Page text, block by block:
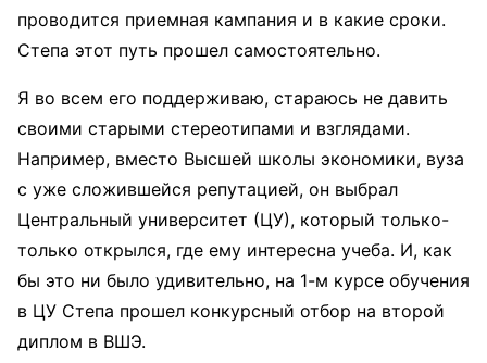
проводится приемная кампания и в какие сроки.
Степа этот путь прошел самостоятельно.
Я во всем его поддерживаю, стараюсь не давить
своими старыми стереотипами и взглядами.
Например, вместо Высшей школы экономики, вуза
с уже сложившейся репутацией, он выбрал
Центральный университет (ЦУ), который только-
только открылся, где ему интересна учеба. И, как
бы это ни было удивительно, на 1-м курсе обучения
в ЦУ Степа прошел конкурсный отбор на второй
диплом в ВШЭ.